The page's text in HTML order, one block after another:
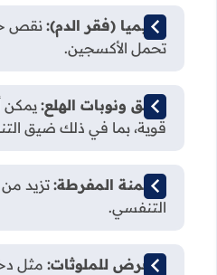
الأنيميا (فقر الدم): نقص
تحمل الأكسجين.
القلق ونوبات الهلع: يمكن
قوية، بما في ذلك ضيق
السمنة المفرطة: تزيد من
التنفسي.
التعرض للملوثات: مثل